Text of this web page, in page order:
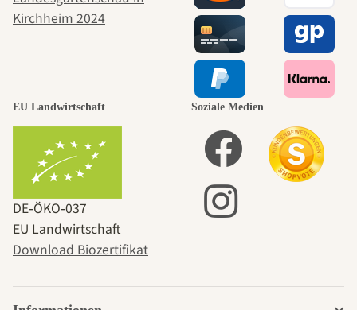
EU Landwirtschaft
DE‑ÖKO‑037
EU Landwirtschaft
Download Biozertifikat
Soziale Medien